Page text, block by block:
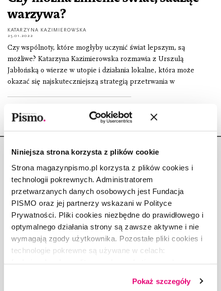
Niniejsza strona korzysta z plików cookie
Strona magazynpismo.pl korzysta z plików cookies i
technologii pokrewnych. Administratorem
przetwarzanych danych osobowych jest Fundacja
PISMO oraz jej partnerzy wskazani w Polityce
Prywatności. Pliki cookies niezbędne do prawidłowego i
optymalnego działania strony są zawsze aktywne i nie
wymagają zgody użytkownika. Pozostałe pliki cookies i
technologie pokrewne są używane w celach:
dobrowolną zgodę na pliki cookies i technologie
Pokaż szczegóły
warzywa?
KATARZYNA KAZIMIEROWSKA
25.01.2022
Czy wspólnoty, które mogłyby uczynić świat lepszym, są
możliwe? Katarzyna Kazimierowska rozmawia z Urszulą
Jabłońską o wierze w utopie i działania lokalne, która może
okazać się najskuteczniejszą strategią przetrwania w
Copyright © Fundacja Pismo
O „PIŚMIE”
ABOUT PISMO
FACT-CHECKING W „PIŚMIE”